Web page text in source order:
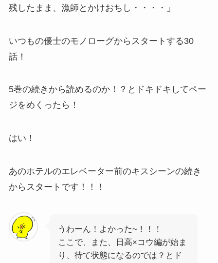
残したまま、漁師とかけおちし・・・・」
いつもの優士のモノローグからスタートする30
話！
5巻の続きから読めるのか！？とドキドキしてペー
ジをめくったら！
はい！
あのホテルのエレベーター前のキスシーンの続き
からスタートです！！！
うわーん！よかった~！！！
ここで、また、日高×コウ編が始ま
り、待て状態になるのでは？とド